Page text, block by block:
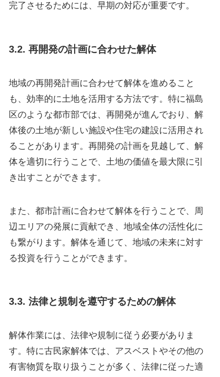
完了させるためには、早期の対応が重要です。
3.2. 再開発の計画に合わせた解体
地域の再開発計画に合わせて解体を進めること
も、効率的に土地を活用する方法です。特に福島
区のような都市部では、再開発が進んでおり、解
体後の土地が新しい施設や住宅の建設に活用され
ることがあります。再開発の計画を見越して、解
体を適切に行うことで、土地の価値を最大限に引
き出すことができます。
また、都市計画に合わせて解体を行うことで、周
辺エリアの発展に貢献でき、地域全体の活性化に
も繋がります。解体を通じて、地域の未来に対す
る投資を行うことができます。
3.3. 法律と規制を遵守するための解体
解体作業には、法律や規制に従う必要がありま
す。特に古民家解体では、アスベストやその他の
有害物質を取り扱うことが多く、法律に従った適